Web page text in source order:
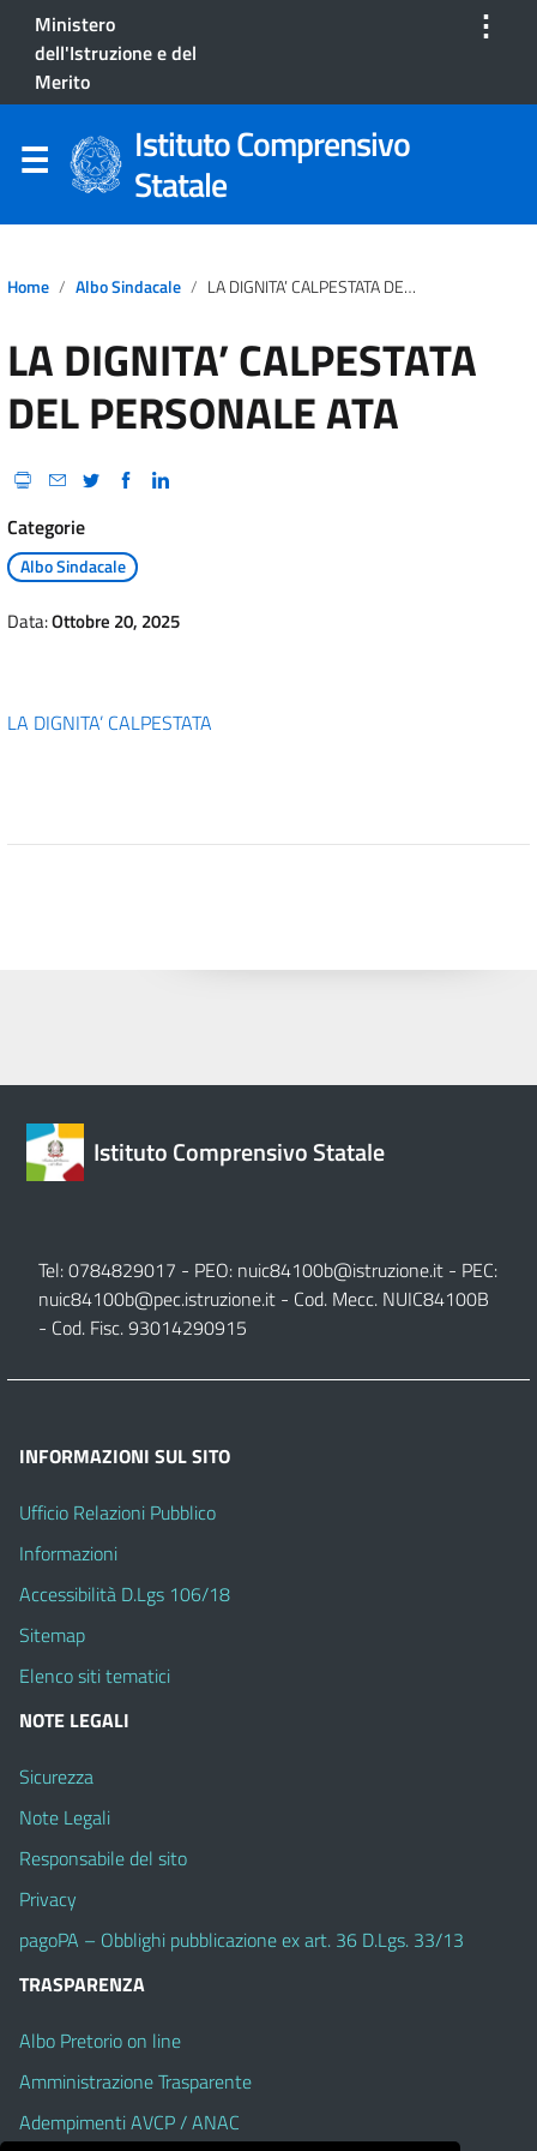
Ministero
dell'Istruzione e del
Merito
⋮
Istituto Comprensivo
Statale
Home Albo Sindacale LA DIGNITA’ CALPESTATA DEL PERSONALE ATA
LA DIGNITA’ CALPESTATA
DEL PERSONALE ATA
Categorie
Albo Sindacale
Data:Ottobre 20, 2025
LA DIGNITA’ CALPESTATA
Istituto Comprensivo Statale
Tel: 0784829017 - PEO: nuic84100b@istruzione.it - PEC:
nuic84100b@pec.istruzione.it - Cod. Mecc. NUIC84100B
- Cod. Fisc. 93014290915
INFORMAZIONI SUL SITO
Ufficio Relazioni Pubblico
Informazioni
Accessibilità D.Lgs 106/18
Sitemap
Elenco siti tematici
NOTE LEGALI
Sicurezza
Note Legali
Responsabile del sito
Privacy
pagoPA – Obblighi pubblicazione ex art. 36 D.Lgs. 33/13
TRASPARENZA
Albo Pretorio on line
Amministrazione Trasparente
Adempimenti AVCP / ANAC